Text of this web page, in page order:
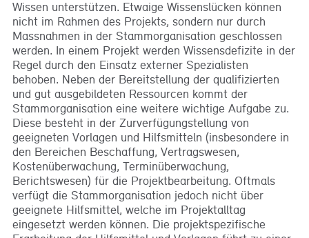
Wissen unterstützen. Etwaige Wissenslücken können
nicht im Rahmen des Projekts, sondern nur durch
Massnahmen in der Stammorganisation geschlossen
werden. In einem Projekt werden Wissensdefizite in der
Regel durch den Einsatz externer Spezialisten
behoben. Neben der Bereitstellung der qualifizierten
und gut ausgebildeten Ressourcen kommt der
Stammorganisation eine weitere wichtige Aufgabe zu.
Diese besteht in der Zurverfügungstellung von
geeigneten Vorlagen und Hilfsmitteln (insbesondere in
den Bereichen Beschaffung, Vertragswesen,
Kostenüberwachung, Terminüberwachung,
Berichtswesen) für die Projektbearbeitung. Oftmals
verfügt die Stammorganisation jedoch nicht über
geeignete Hilfsmittel, welche im Projektalltag
eingesetzt werden können. Die projektspezifische